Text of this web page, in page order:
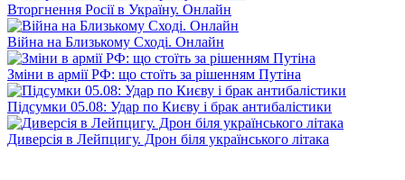
Вторгнення Росії в Україну. Онлайн
Війна на Близькому Сході. Онлайн
Зміни в армії РФ: що стоїть за рішенням Путіна
Підсумки 05.08: Удар по Києву і брак антибалістики
Диверсія в Лейпцигу. Дрон біля українського літака